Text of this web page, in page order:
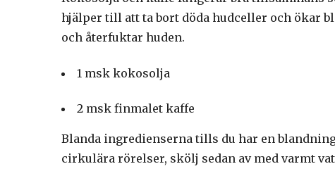
hjälper till att ta bort döda hudceller och ökar
och återfuktar huden.
1 msk kokosolja
2 msk finmalet kaffe
Blanda ingredienserna tills du har en
cirkulära rörelser, skölj sedan av med varmt